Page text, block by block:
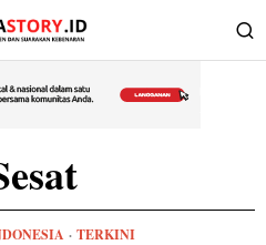
· TERKINI